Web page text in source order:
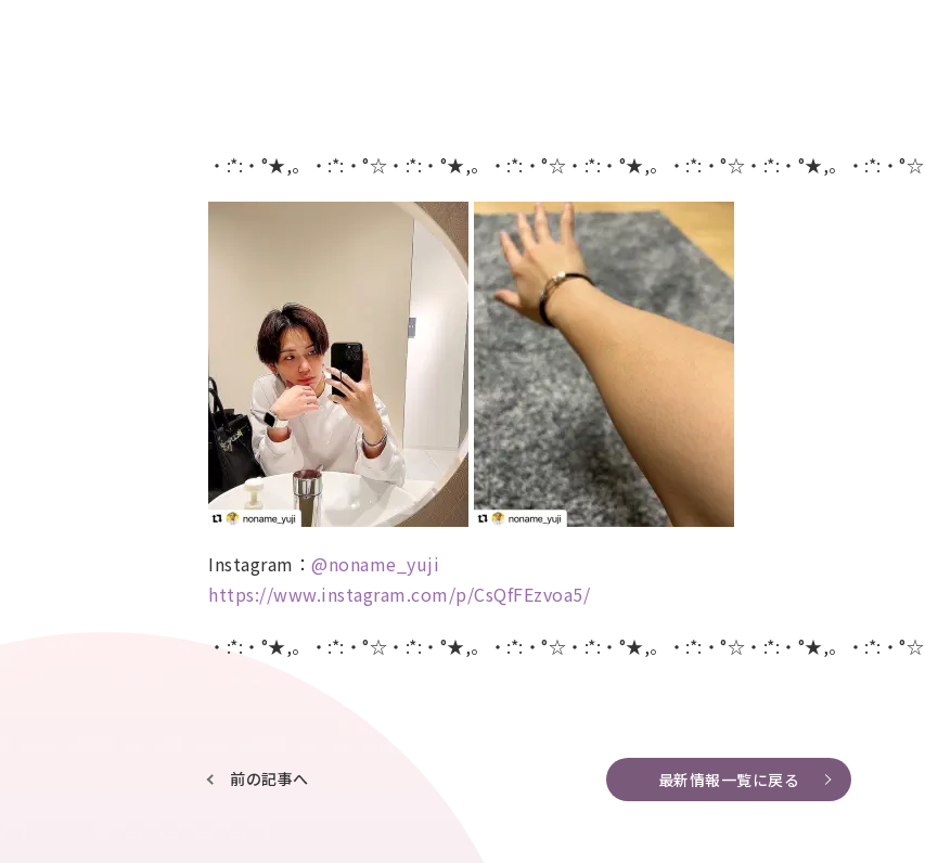
・:*:・°★,。・:*:・°☆・:*:・°★,。・:*:・°☆・:*:・°★,。・:*:・°☆・:*:・°★,。・:*:・°☆
Instagram： @noname_yuji
https://www.instagram.com/p/CsQfFEzvoa5/
・:*:・°★,。・:*:・°☆・:*:・°★,。・:*:・°☆・:*:・°★,。・:*:・°☆・:*:・°★,。・:*:・°☆
前の記事へ 最新情報一覧に戻る